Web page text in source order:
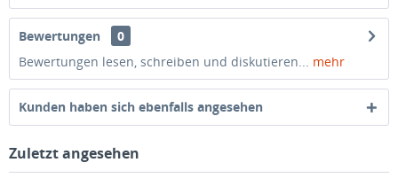
Bewertungen
0
Bewertungen lesen, schreiben und diskutieren... mehr
Kunden haben sich ebenfalls angesehen
Zuletzt angesehen